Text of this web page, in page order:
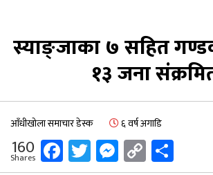
स्याङ्जाका ७ सहित
१३ जना
आँधीखोला समाचार डेस्क ६ वर्ष अगाडि
160
Shares Facebook
Twitter
Messenger
Copy